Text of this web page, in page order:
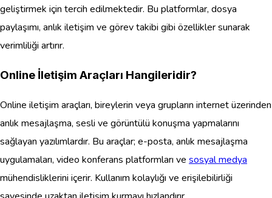
geliştirmek için tercih edilmektedir. Bu platformlar, dosya
paylaşımı, anlık iletişim ve görev takibi gibi özellikler sunarak
verimliliği artırır.
Online İletişim Araçları Hangileridir?
Online iletişim araçları, bireylerin veya grupların internet üzerinden
anlık mesajlaşma, sesli ve görüntülü konuşma yapmalarını
sağlayan yazılımlardır. Bu araçlar; e-posta, anlık mesajlaşma
uygulamaları, video konferans platformları ve sosyal medya
mühendisliklerini içerir. Kullanım kolaylığı ve erişilebilirliği